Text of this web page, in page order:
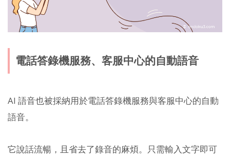
電話答錄機服務、客服中心的自動語音
AI 語音也被採納用於電話答錄機服務與客服中心的自動
語音。
它說話流暢，且省去了錄音的麻煩。只需輸入文字即可